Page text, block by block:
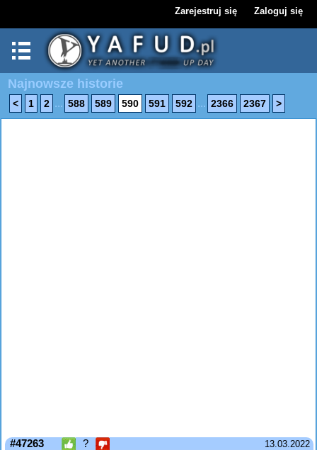
Zarejestruj się Zaloguj się
Najnowsze historie
< 1 2 ... 588 589 590 591 592 ... 2366 2367 >
13.03.2022
#47263 ?